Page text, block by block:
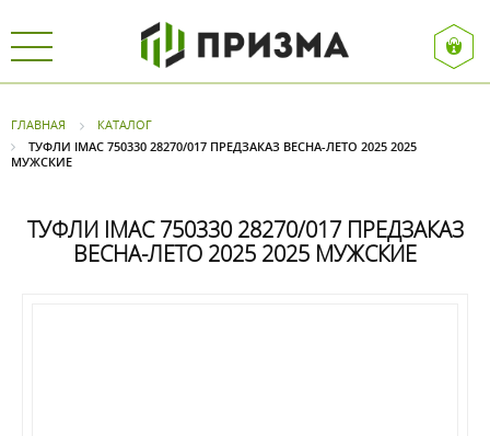
ГЛАВНАЯ
КАТАЛОГ
ТУФЛИ IMAC 750330 28270/017 ПРЕДЗАКАЗ ВЕСНА-ЛЕТО 2025 2025
МУЖСКИЕ
ТУФЛИ IMAC 750330 28270/017 ПРЕДЗАКАЗ
ВЕСНА-ЛЕТО 2025 2025 МУЖСКИЕ